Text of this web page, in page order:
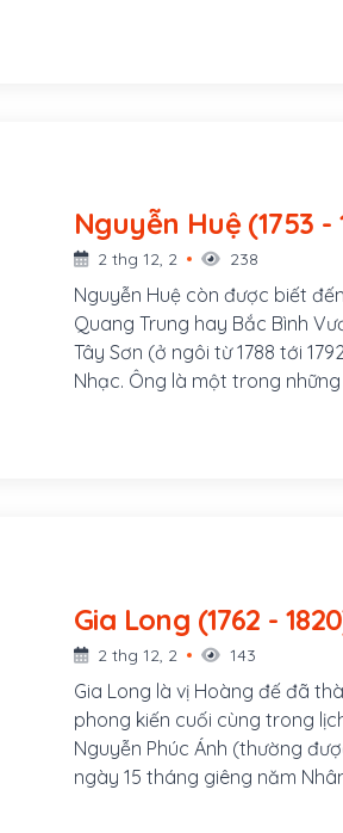
Nguyễn Huệ
2 thg 12, 2 238
Nguyễn Huệ còn được biết
Quang Trung hay Bắc Bình
Tây Sơn (ở ngôi từ 1788 tới
Nhạc. Ông là một trong
Gia Long (1762 -
2 thg 12, 2 143
Gia Long là vị Hoàng đế đã
phong kiến cuối cùng trong
Nguyễn Phúc Ánh (thường
ngày 15 tháng giêng năm